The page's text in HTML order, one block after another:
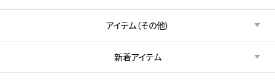
アイテム（その他）
新着アイテム